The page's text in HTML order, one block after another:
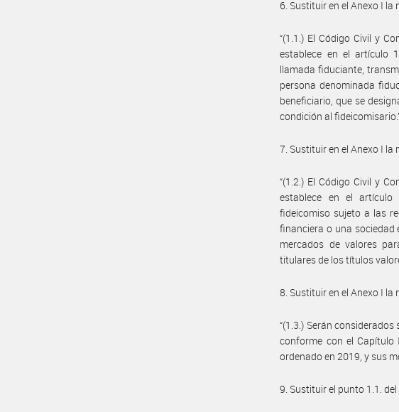
6. Sustituir en el Anexo I la
“(1.1.) El Código Civil y
establece en el artículo
llamada fiduciante,
persona denominada
beneficiario, que se
condición al
7. Sustituir en el Anexo I la
“(1.2.) El Código Civil y
establece en el
fideicomiso sujeto a las
financiera o una
mercados de valores
titulares de los títulos
8. Sustituir en el Anexo I la
“(1.3.) Serán
conforme con el
ordenado en 2019, y sus
9. Sustituir el punto 1.1.